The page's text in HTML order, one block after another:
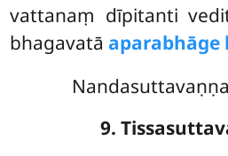
vattanaṃ dīpitanti
bhagavatā
9.